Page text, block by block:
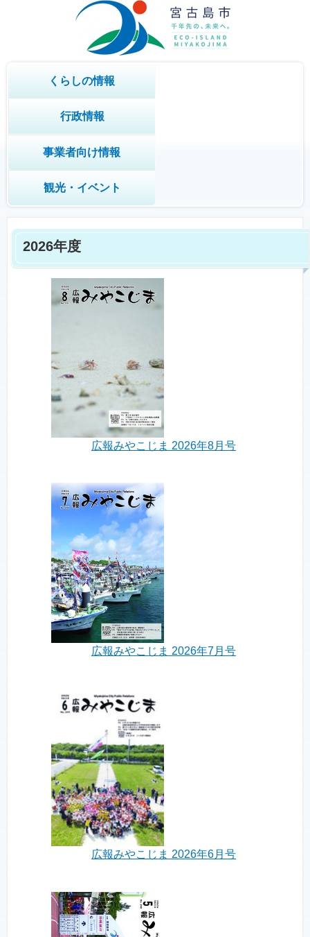
くらしの情報
行政情報
事業者向け情報
観光・イベント
2026年度
広報みやこじま 2026年8月号
広報みやこじま 2026年7月号
広報みやこじま 2026年6月号